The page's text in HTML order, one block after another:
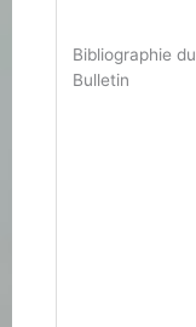
Bibliographie du
Bulletin